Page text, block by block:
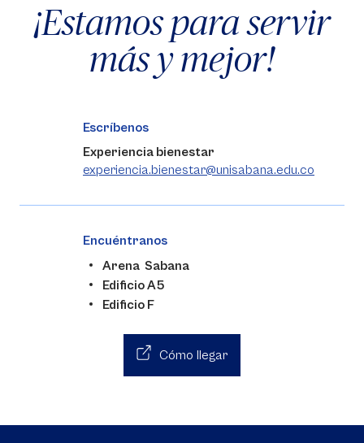
¡Estamos para servir
más y mejor!
Escríbenos
Experiencia bienestar
experiencia.bienestar@unisabana.edu.co
Encuéntranos
Arena Sabana
Edificio A5
Edificio F
Cómo llegar